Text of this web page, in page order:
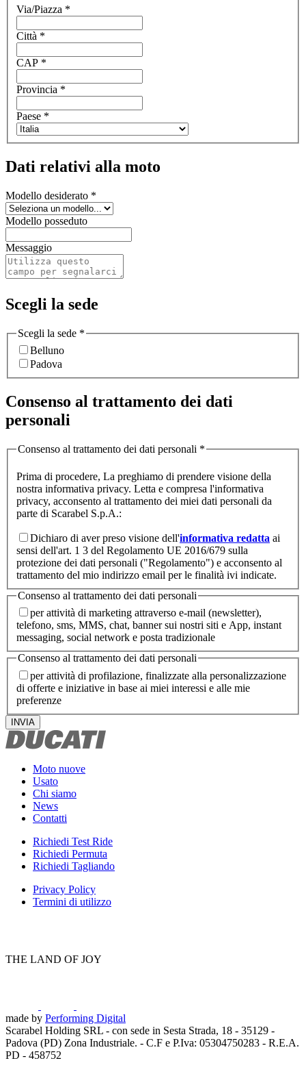
Via/Piazza *
Città *
CAP *
Provincia *
Paese *
Dati relativi alla moto
Modello desiderato *
Modello posseduto
Messaggio
Scegli la sede
Scegli la sede *
Belluno
Padova
Consenso al trattamento dei dati
personali
Consenso al trattamento dei dati personali *
Prima di procedere, La preghiamo di prendere visione della
nostra informativa privacy. Letta e compresa l'informativa
privacy, acconsento al trattamento dei miei dati personali da
parte di Scarabel S.p.A.:
Dichiaro di aver preso visione dell'informativa redatta ai
sensi dell'art. 1 3 del Regolamento UE 2016/679 sulla
protezione dei dati personali ("Regolamento") e acconsento al
trattamento del mio indirizzo email per le finalità ivi indicate.
Consenso al trattamento dei dati personali
per attività di marketing attraverso e-mail (newsletter),
telefono, sms, MMS, chat, banner sui nostri siti e App, instant
messaging, social network e posta tradizionale
Consenso al trattamento dei dati personali
per attività di profilazione, finalizzate alla personalizzazione
di offerte e iniziative in base ai miei interessi e alle mie
preferenze
INVIA
Moto nuove
Usato
Chi siamo
News
Contatti
Richiedi Test Ride
Richiedi Permuta
Richiedi Tagliando
Privacy Policy
Termini di utilizzo
THE LAND OF JOY
made by Performing Digital
Scarabel Holding SRL - con sede in Sesta Strada, 18 - 35129 -
Padova (PD) Zona Industriale. - C.F e P.Iva: 05304750283 - R.E.A.
PD - 458752